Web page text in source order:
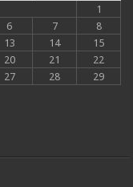
1
6 7
8
13 14
15
20 21
22
27 28
29